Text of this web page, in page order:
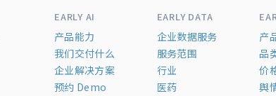
EARLY AI
产品能力
我们交付什么
企业解决方案
预约 Demo
EARLY DATA
企业数据服务
服务范围
行业
医药
产
品
价
舆